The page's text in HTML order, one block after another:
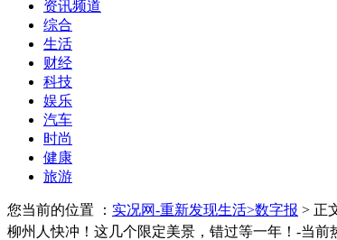
资讯频道
综合
生活
财经
科技
娱乐
汽车
时尚
健康
旅游
您当前的位置 ： 实况网-重新发现生活>数字报 > 正
柳州人快冲！这几个限定美景，错过等一年！-当前